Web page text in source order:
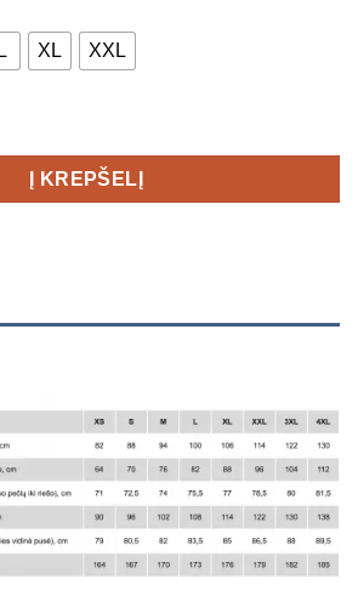
L XL XXL
Pro Control Seamless Jersey Women's
Į KREPŠELĮ